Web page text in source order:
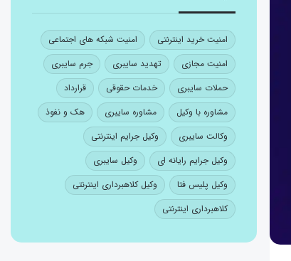
امنیت خرید اینترنتی
امنیت شبکه های اجتماعی
امنیت مجازی
تهدید سایبری
جرم سایبری
حملات سایبری
خدمات حقوقی
قرارداد
مشاوره با وکیل
مشاوره سایبری
هک و نفوذ
وکالت سایبری
وکیل جرایم اینترنتی
وکیل جرایم رایانه ای
وکیل سایبری
وکیل پلیس فتا
وکیل کلاهبرداری اینترنتی
کلاهبرداری اینترنتی